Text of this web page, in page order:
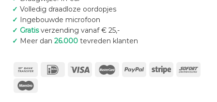
✓ Volledig draadloze oordopjes
✓ Ingebouwde microfoon
✓ Gratisverzending vanaf € 25,-
✓ Meer dan 26.000tevreden klanten